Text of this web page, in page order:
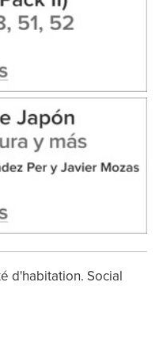
d'habitation. Social